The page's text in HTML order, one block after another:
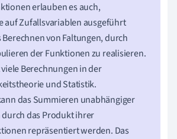
erlauben es auch,
auf Zufallsvariablen ausgeführt
von Faltungen, durch
der Funktionen zu realisieren.
Berechnungen in der
und Statistik.
das Summieren unabhängiger
das Produkt ihrer
repräsentiert werden. Das